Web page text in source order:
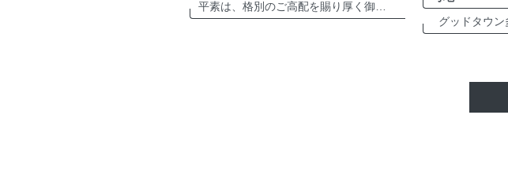
平素は、格別のご高配を賜り厚く御礼申し上げます。 さて、弊社は誠に勝手ながら夏季休業日を以下の通りとさせて頂きます。 夏季休業：2026年8月8日（土）～8月16日（日） ※2026年8月17日（月）より、平常通り営業致 […]